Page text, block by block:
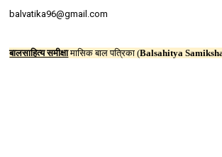
balvatika96@gmail.com
बालसाहित्‍य समीक्षामासिक बाल पत्रिका(Balsahitya